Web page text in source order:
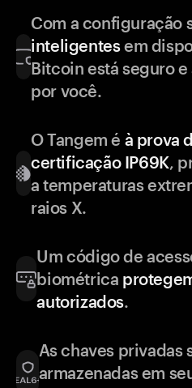
Com a configuração
inteligentesem
Bitcoin está seguro
por você.
O Tangem é à prova
certificação IP69K,
a temperaturas
raios X.
Um código de
biométrica
autorizados.
As chaves privadas
armazenadas em